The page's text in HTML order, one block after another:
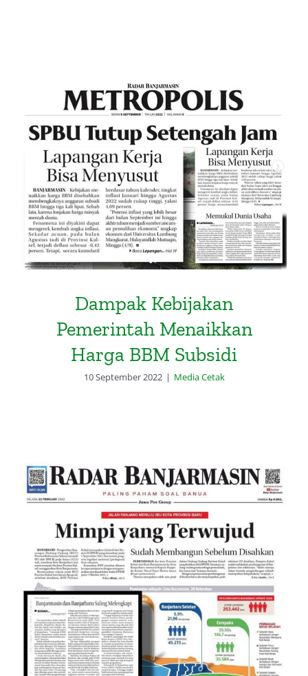
Dampak Kebijakan Pemerintah
Menaikkan Harga BBM Subsidi
Dampak Kebijakan
Pemerintah Menaikkan
Harga BBM Subsidi
10 September 2022 | Media Cetak
Sudah Membangun Sebelum
Disahkan, Banjarbaru Siap Jadi
Ibu Kota (Radar Banjarmasin, 22
Februari 2022)